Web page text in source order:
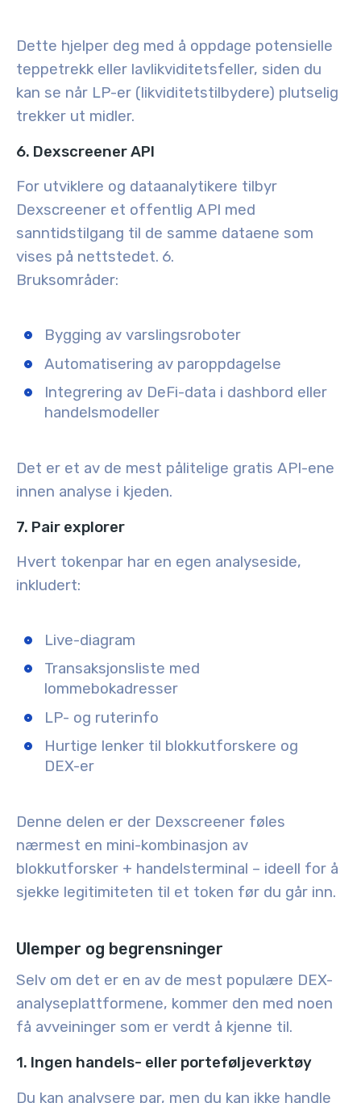
Dette hjelper deg med å oppdage potensielle
teppetrekk eller lavlikviditetsfeller, siden du
kan se når LP-er (likviditetstilbydere) plutselig
trekker ut midler.
6. Dexscreener API
For utviklere og dataanalytikere tilbyr
Dexscreener et offentlig API med
sanntidstilgang til de samme dataene som
vises på nettstedet. 6.
Bruksområder:
Bygging av varslingsroboter
Automatisering av paroppdagelse
Integrering av DeFi-data i dashbord eller
handelsmodeller
Det er et av de mest pålitelige gratis API-ene
innen analyse i kjeden.
7. Pair explorer
Hvert tokenpar har en egen analyseside,
inkludert:
Live-diagram
Transaksjonsliste med
lommebokadresser
LP- og ruterinfo
Hurtige lenker til blokkutforskere og
DEX-er
Denne delen er der Dexscreener føles
nærmest en mini-kombinasjon av
blokkutforsker + handelsterminal – ideell for å
sjekke legitimiteten til et token før du går inn.
Ulemper og begrensninger
Selv om det er en av de mest populære DEX-
analyseplattformene, kommer den med noen
få avveininger som er verdt å kjenne til.
1. Ingen handels- eller porteføljeverktøy
Du kan analysere par, men du kan ikke handle